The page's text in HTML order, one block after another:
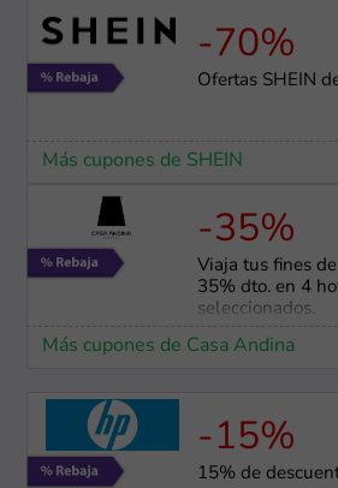
-70%
Ofertas SHEIN
Más cupones de SHEIN
-35%
Viaja tus fines
35% dto. en 4
seleccionados.
Más cupones de Casa Andina
-15%
15% de